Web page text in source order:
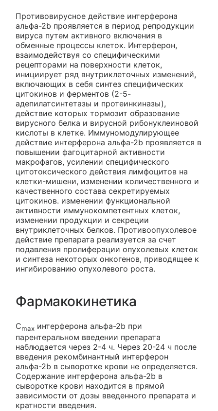
Противовирусное действие интерферона
альфа-2b проявляется в период репродукции
вируса путем активного включения в
обменные процессы клеток. Интерферон,
взаимодействуя со специфическими
рецепторами на поверхности клеток,
инициирует ряд внутриклеточных изменений,
включающих в себя синтез специфических
цитокинов и ферментов (2-5-
адепилатсинтетазы и протеинкиназы),
действие которых тормозит образование
вирусного белка и вирусной рибонуклеиновой
кислоты в клетке. Иммуномодулирующее
действие интерферона альфа-2b проявляется в
повышении фагоцитарной активности
макрофагов, усилении специфического
цитотоксического действия лимфоцитов на
клетки-мишени, изменении количественного и
качественного состава секретируемых
цитокинов. изменении функциональной
активности иммунокомпетентных клеток,
изменении продукции и секреции
внутриклеточных белков. Противоопухолевое
действие препарата реализуется за счет
подавления пролиферации опухолевых клеток
и синтеза некоторых онкогенов, приводящее к
ингибированию опухолевого роста.
Фармакокинетика
Сmax интерферона альфа-2b при
парентеральном введении препарата
наблюдается через 2-4 ч. Через 20-24 ч после
введения рекомбинантный интерферон
альфа-2b в сыворотке крови не определяется.
Содержание интерферона альфа-2b в
сыворотке крови находится в прямой
зависимости от дозы введенного препарата и
кратности введения.